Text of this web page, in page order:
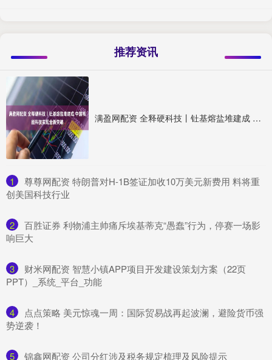
推荐资讯
满盈网配资 全释硬科技丨钍基熔盐堆建成 中国核能科技实现全新突破
1
​尊尊网配资 特朗普对H-1B签证加收10万美元新费用 料将重
创美国科技行业
2
​百胜证券 利物浦主帅痛斥埃基蒂克“愚蠢”行为，停赛一场影
响巨大
3
​财米网配资 智慧小镇APP项目开发建设策划方案（22页
PPT）_系统_平台_功能
4
​点点策略 美元惊魂一周：国际贸易战再起波澜，避险货币强
势逆袭！
5 ​锦鑫网配资 公司分红涉及税务规定梳理及风险提示